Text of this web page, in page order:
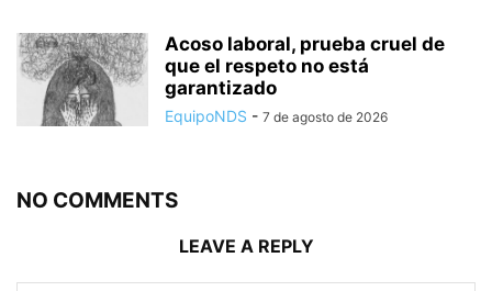
Acoso laboral, prueba cruel de
que el respeto no está
garantizado
EquipoNDS - 7 de agosto de 2026
NO COMMENTS
LEAVE A REPLY